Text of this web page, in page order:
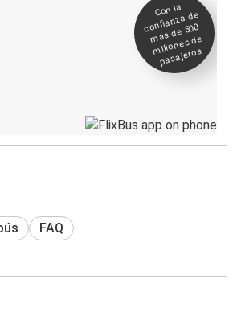
Con la
confianza de
más de 500
millones de
pasajeros
FAQ